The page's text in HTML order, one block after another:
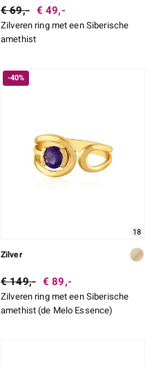
€ 69,- € 49,-
Zilveren ring met een Siberische
amethist
-40%
18
Zilver
€ 149,- € 89,-
Zilveren ring met een Siberische
amethist (de Melo Essence)